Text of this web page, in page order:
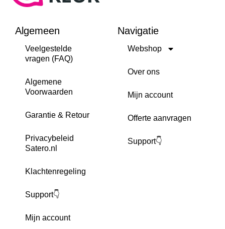
Algemeen
Veelgestelde
vragen (FAQ)
Algemene
Voorwaarden
Garantie & Retour
Privacybeleid
Satero.nl
Klachtenregeling
Support👇
Mijn account
Navigatie
Webshop
Over ons
Mijn account
Offerte aanvragen
Support👇